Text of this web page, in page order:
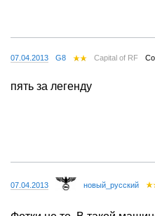
07.04.2013 G8 Capital of RF
пять за легенду
07.04.2013 новый_русский